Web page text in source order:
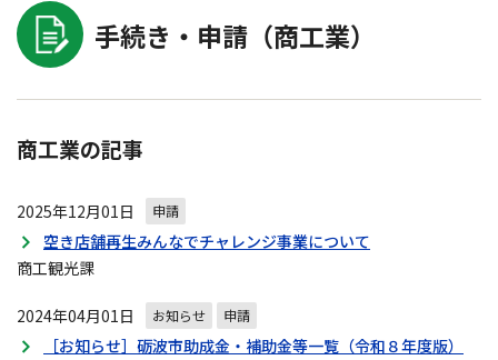
手続き・申請（商工業）
商工業の記事
2025年12月01日 申請
空き店舗再生みんなでチャレンジ事業について
商工観光課
2024年04月01日 お知らせ 申請
［お知らせ］砺波市助成金・補助金等一覧（令和８年度版）